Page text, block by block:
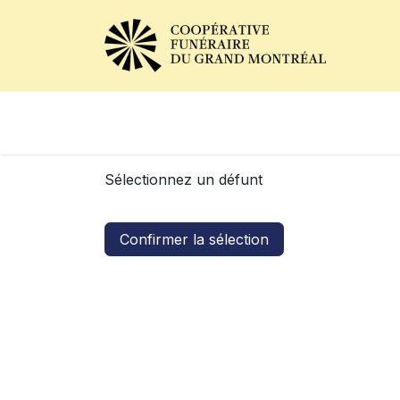
Sélectionnez un défunt
Confirmer la sélection